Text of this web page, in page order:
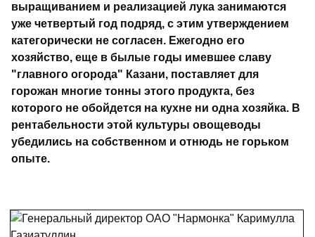
выращиванием и реализацией лука занимаются
уже четвертый год подряд, с этим утверждением
категорически не согласен. Ежегодно его
хозяйство, еще в былые годы имевшее славу
"главного огорода" Казани, поставляет для
горожан многие тонны этого продукта, без
которого не обойдется на кухне ни одна хозяйка. В
рентабельности этой культуры овощеводы
убедились на собственном и отнюдь не горьком
опыте.